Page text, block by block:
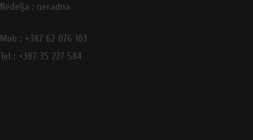
Nedelja : neradna
Mob : +387 62 076 103
Tel : +387 35 227 584